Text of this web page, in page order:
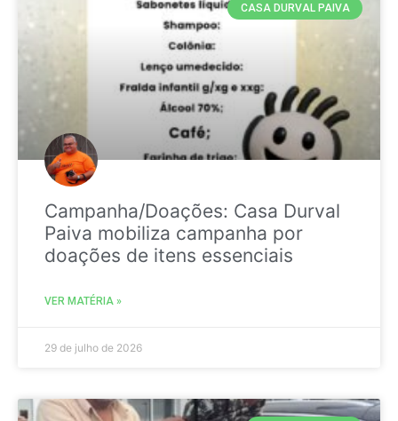
CASA DURVAL PAIVA
Campanha/Doações: Casa Durval
Paiva mobiliza campanha por
doações de itens essenciais
VER MATÉRIA »
29 de julho de 2026